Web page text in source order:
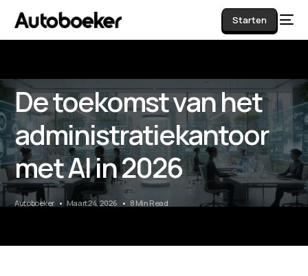
Starten
De toekomst van het
administratiekantoor
met AI in 2026
Autoboeker Maart 24, 2026 8 Min Read
AI